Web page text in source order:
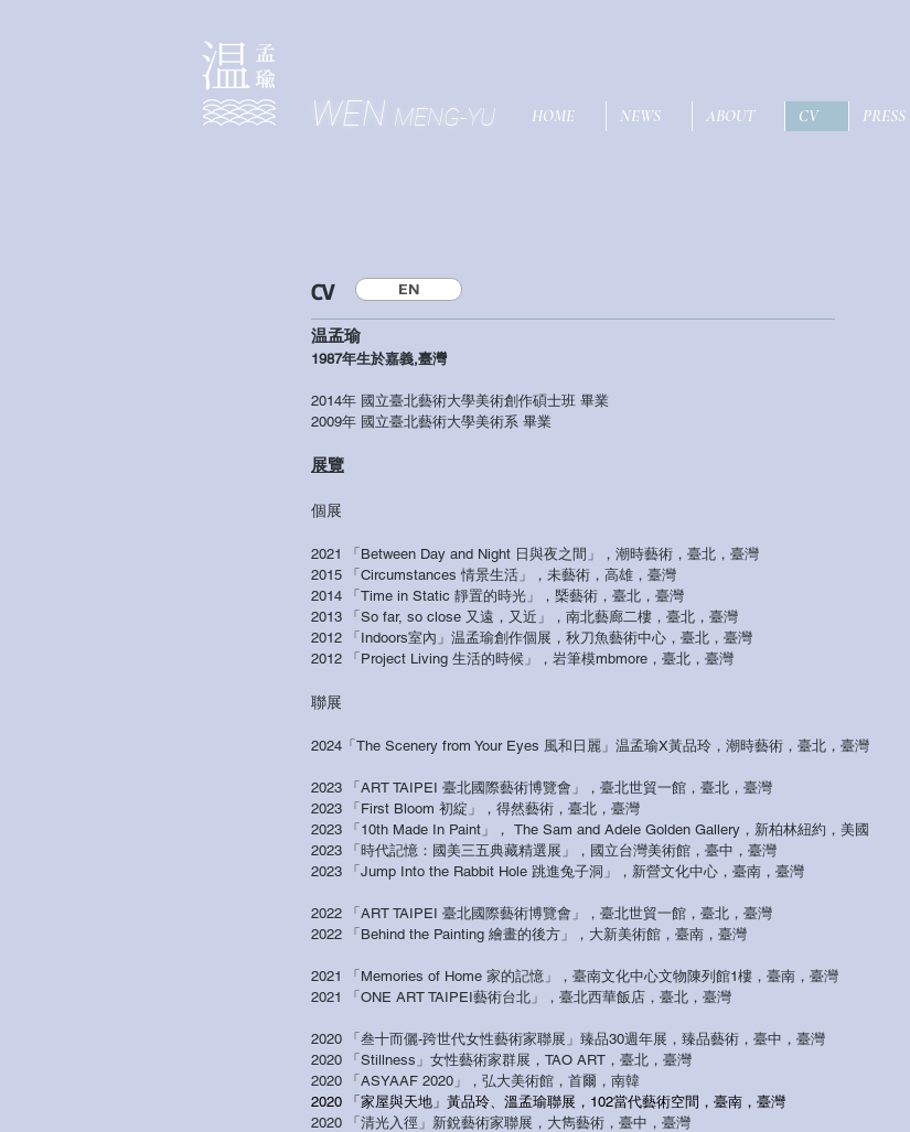
WEN MENG-YU HOME NEWS ABOUT CV PRESS
CV EN
温孟瑜
1987年生於嘉義,臺灣
2014年 國立臺北藝術大學美術創作碩士班 畢業
2009年 國立臺北藝術大學美術系 畢業
展覽
個展
2021 「Between Day and Night 日與夜之間」，潮時藝術，臺北，臺灣
2015 「Circumstances 情景生活」，未藝術，高雄，臺灣
2014 「Time in Static 靜置的時光」，槩藝術，臺北，臺灣
2013 「So far, so close 又遠，又近」，南北藝廊二樓，臺北，臺灣
2012 「Indoors室內」温孟瑜創作個展，秋刀魚藝術中心，臺北，臺灣
2012​ 「Project Living 生活的時候」，岩筆模mbmore，臺北，臺灣
聯展
2024 「The Scenery from Your Eyes 風和日麗」温孟瑜X黃品玲，潮時藝術，臺北，臺灣
2023 「ART TAIPEI 臺北國際藝術博覽會」，臺北世貿一館，臺北，臺灣
2023 「First Bloom 初綻」，得然藝術，臺北，臺灣
2023 「10th Made In Paint」， The Sam and Adele Golden Gallery，新柏林紐約，美國
2023 「時代記憶：國美三五典藏精選展」，國立台灣美術館，臺中，臺灣
2023 「Jump Into the Rabbit Hole 跳進兔子洞」，新營文化中心，臺南，臺灣
2022 「ART TAIPEI 臺北國際藝術博覽會」，臺北世貿一館，臺北，臺灣
2022 「Behind the Painting 繪畫的後方」，大新美術館，臺南，臺灣
2021 「Memories of Home 家的記憶」，臺南文化中心文物陳列館1樓，臺南，臺灣
2021 「ONE ART TAIPEI藝術台北」，臺北西華飯店，臺北，臺灣
2020 「 叁十而儷-跨世代女性藝術家聯展 」 臻品30週年展，臻品藝術，臺中，臺灣
2020
「Stillness」女性藝術家群展，TAO ART，臺北，臺灣
2020
「ASYAAF 2020」，弘大美術館，首爾，南韓
2020 「家屋與天地」黃品玲、溫孟瑜聯展，102當代藝術空間，臺南，臺灣
2020
「清光入徑」新銳藝術家聯展，大雋藝術，臺中，臺灣